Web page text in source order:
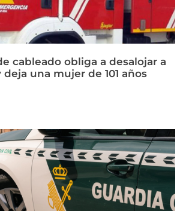
cableado obliga a desalojar a
deja una mujer de 101 años